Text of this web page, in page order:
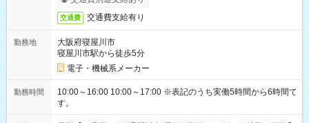
交通費 交通費支給有り
勤務地
大阪府寝屋川市
寝屋川市駅から徒歩5分
電子・機械系メーカー
勤務時間
10:00～16:00 10:00～17:00 ※表記のうち実働5時間から6時間で
す。